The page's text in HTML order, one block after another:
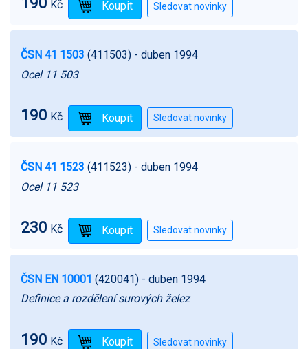
Kč
ČSN 41 1503 (411503) - duben 1994
Ocel 11 503
190 Kč
ČSN 41 1523 (411523) - duben 1994
Ocel 11 523
230 Kč
ČSN EN 10001 (420041) - duben 1994
Definice a rozdělení surových želez
190 Kč